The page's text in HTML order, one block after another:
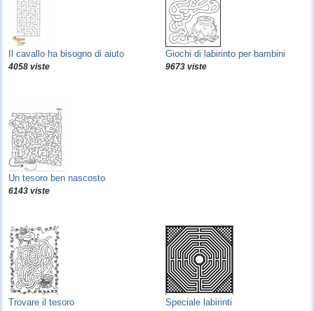
Il cavallo ha bisogno di aiuto
4058 viste
Giochi di labirinto per bambini
9673 viste
Un tesoro ben nascosto
6143 viste
Trovare il tesoro Speciale labirinti